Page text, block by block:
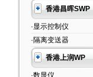
香港昌晖SWP
·显示控制仪
·隔离变送器
香港上润WP
·数显仪